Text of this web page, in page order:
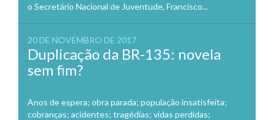
o Secretário Nacional de Juventude, Francisco...
20 DE NOVEMBRO DE 2017
Duplicação da BR-135: novela
sem fim?
Anos de espera; obra parada; população insatisfeita;
cobranças; acidentes; tragédias; vidas perdidas;